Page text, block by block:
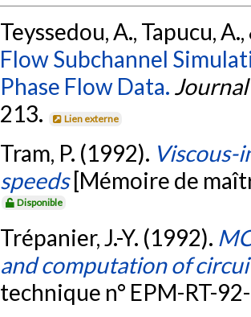
Teyssedou, A., Tapucu,
Flow Subchannel
Phase Flow Data.
213.
Lien externe
Tram, P. (1992). Viscous-
speeds [Mémoire de
Disponible
Trépanier, J.-Y. (1992).
and computation of
technique n° EPM-RT-